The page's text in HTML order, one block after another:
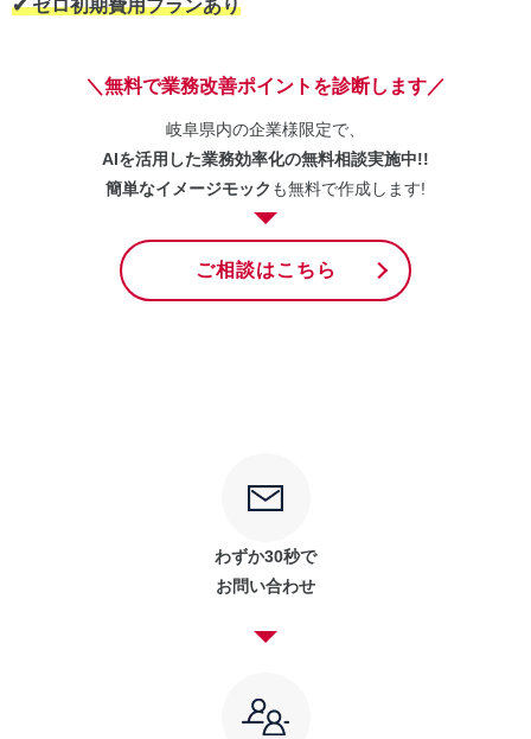
✔︎ ゼロ初期費用プランあり
＼無料で業務改善ポイントを診断します／
岐阜県内の企業様限定で、
AIを活用した業務効率化の無料相談実施中!!
簡単なイメージモック も無料で作成します!
ご相談はこちら
わずか30秒で
お問い合わせ